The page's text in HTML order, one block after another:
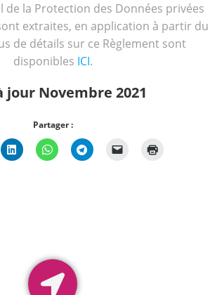
de la Protection des Données privées
extraites, en application à partir du
de détails sur ce Règlement sont
disponibles ICI.
jour Novembre 2021
Partager :